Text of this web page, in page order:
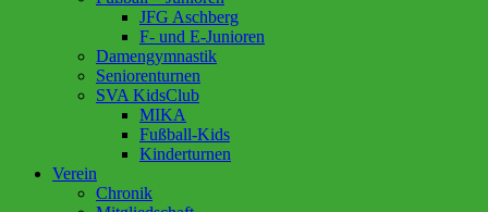
JFG Aschberg
F- und E-Junioren
Damengymnastik
Seniorenturnen
SVA KidsClub
MIKA
Fußball-Kids
Kinderturnen
Verein
Chronik